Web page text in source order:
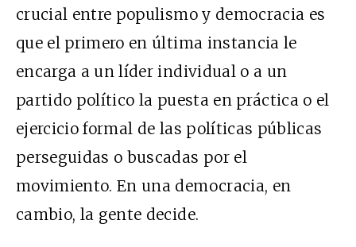
crucial entre populismo y democracia es
que el primero en última instancia le
encarga a un líder individual o a un
partido político la puesta en práctica o el
ejercicio formal de las políticas públicas
perseguidas o buscadas por el
movimiento. En una democracia, en
cambio, la gente decide.